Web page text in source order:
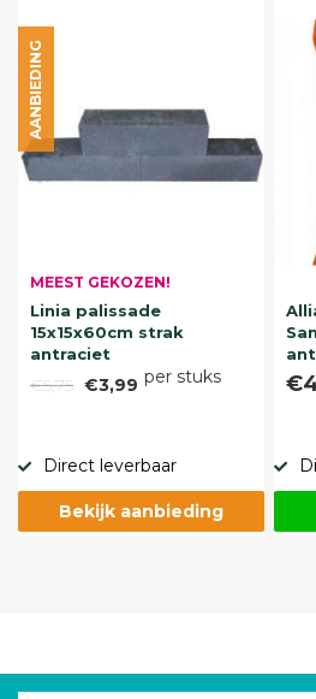
MEEST GEKOZEN!
Linia palissade
15x15x60cm strak
antraciet
€5,75 €3,99 per stuks
AANBIEDING
Direct leverbaar
Bekijk aanbieding